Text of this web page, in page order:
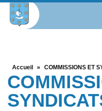
Accueil » COMMISSIONS ET